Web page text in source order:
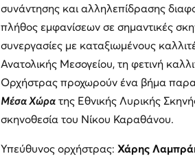
συνάντησης και αλληλεπίδρασης
πλήθος εμφανίσεων σε σημαντικές
συνεργασίες με καταξιωμένους
Ανατολικής Μεσογείου, τη φετινή
Ορχήστρας προχωρούν ένα βήμα
Μέσα Χώρατης Εθνικής Λυρικής
σκηνοθεσία του Νίκου Καραθάνου.
Υπεύθυνος ορχήστρας: Χάρης